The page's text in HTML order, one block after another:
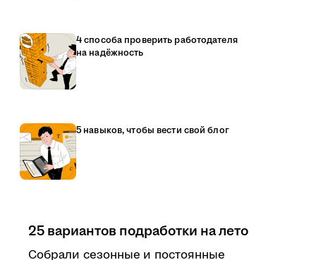
4 способа проверить работодателя
на надёжность
5 навыков, чтобы вести свой блог
25 вариантов подработки на лето
Собрали сезонные и постоянные